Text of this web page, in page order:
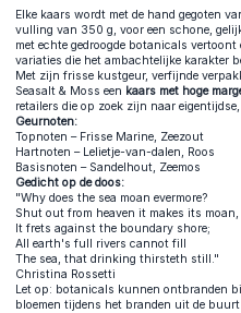
Elke kaars wordt met de hand gegoten
vulling van 350 g, voor een schone,
met echte gedroogde botanicals
variaties die het ambachtelijke karakter
Met zijn frisse kustgeur, verfijnde
Seasalt & Moss een kaars met hoge
retailers die op zoek zijn naar eigentijdse,
Geurnoten:
Topnoten – Frisse Marine, Zeezout
Hartnoten – Lelietje-van-dalen, Roos
Basisnoten – Sandelhout, Zeemos
Gedicht op de doos:
"Why does the sea moan evermore?
Shut out from heaven it makes its moan,
It frets against the boundary shore;
All earth's full rivers cannot fill
The sea, that drinking thirsteth still."
Christina Rossetti
Let op: botanicals kunnen ontbranden
bloemen tijdens het branden uit de